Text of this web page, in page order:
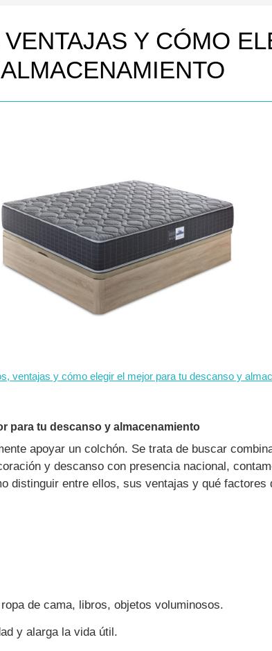
Y CÓMO
ventajas y cómo elegir el mejor para tu descanso y
para tu descanso y almacenamiento
apoyar un colchón. Se trata de buscar
y descanso con presencia nacional,
distinguir entre ellos, sus ventajas y qué factores
de cama, libros, objetos voluminosos.
y alarga la vida útil.